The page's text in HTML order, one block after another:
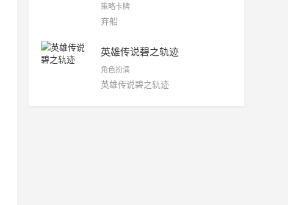
策略卡牌
弃船
英雄传说碧之轨迹
角色扮演
英雄传说碧之轨迹